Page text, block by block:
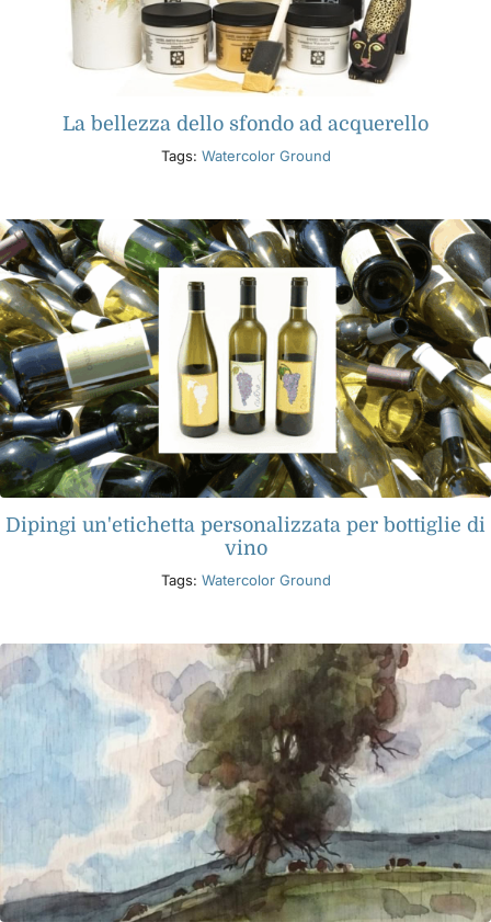
La bellezza dello sfondo ad acquerello
Tags: Watercolor Ground
Dipingi un'etichetta personalizzata per bottiglie di
vino
Tags: Watercolor Ground